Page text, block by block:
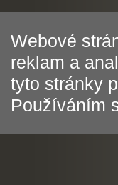
Webové
reklam a
tyto stránky
Používáním